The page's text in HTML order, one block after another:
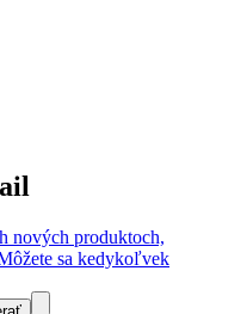
nových produktoch,
sa kedykoľvek